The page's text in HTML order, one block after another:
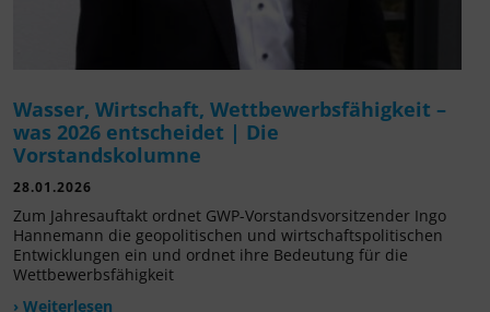
Wasser, Wirtschaft, Wettbewerbsfähigkeit –
was 2026 entscheidet | Die
Vorstandskolumne
28.01.2026
Zum Jahresauftakt ordnet GWP-Vorstandsvorsitzender Ingo
Hannemann die geopolitischen und wirtschaftspolitischen
Entwicklungen ein und ordnet ihre Bedeutung für die
Wettbewerbsfähigkeit
› Weiterlesen